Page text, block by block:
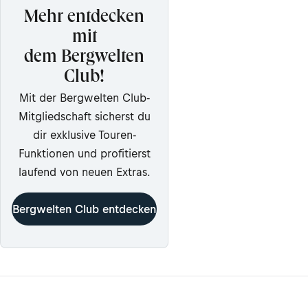
Mehr entdecken
mit
dem Bergwelten
Club!
Mit der Bergwelten Club-
Mitgliedschaft sicherst du
dir exklusive Touren-
Funktionen und profitierst
laufend von neuen Extras.
Bergwelten Club entdecken